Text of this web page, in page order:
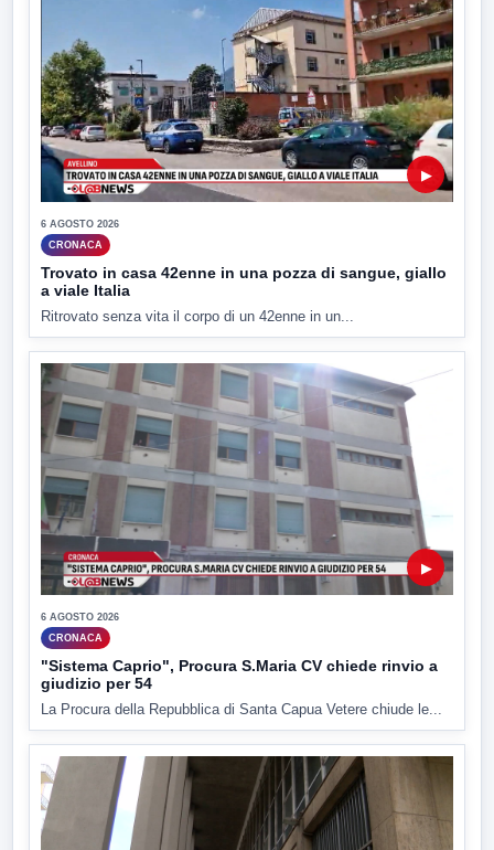
▶
6 AGOSTO 2026
CRONACA
Trovato in casa 42enne in una pozza di sangue, giallo
a viale Italia
Ritrovato senza vita il corpo di un 42enne in un...
▶
6 AGOSTO 2026
CRONACA
"Sistema Caprio", Procura S.Maria CV chiede rinvio a
giudizio per 54
La Procura della Repubblica di Santa Capua Vetere chiude le...